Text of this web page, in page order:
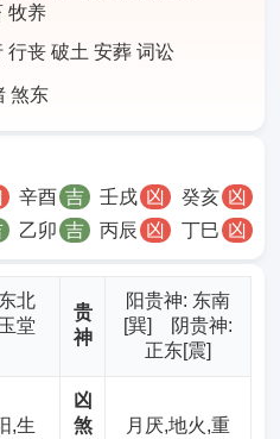
牧养
行丧 破土 安葬 词讼
煞东
乙卯 吉 丙辰 凶 丁巳 凶
辛酉 吉 壬戌 凶 癸亥 凶
北
堂
贵
神
阳贵神: 东南
[巽] 阴贵神:
正东[震]
,生
凶
煞
月厌,地火,重